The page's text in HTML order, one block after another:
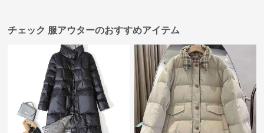
チェック 服アウターのおすすめアイテム